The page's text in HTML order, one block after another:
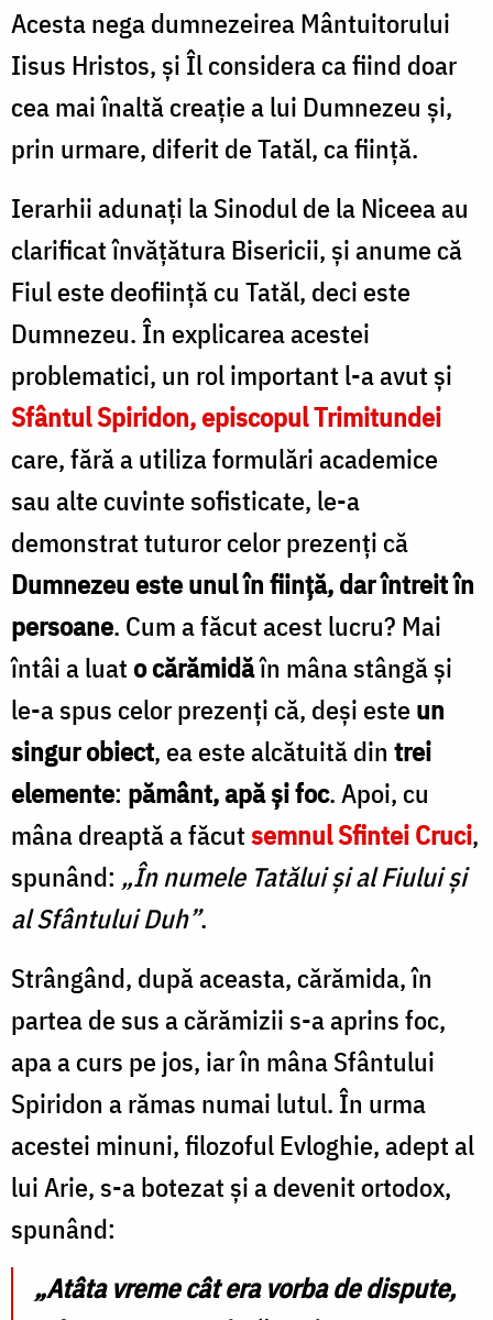
Acesta nega dumnezeirea Mântuitorului
Iisus Hristos, și Îl considera ca fiind doar
cea mai înaltă creaţie a lui Dumnezeu şi,
prin urmare, diferit de Tatăl, ca ființă.
Ierarhii adunaţi la Sinodul de la Niceea au
clarificat învăţătura Bisericii, şi anume că
Fiul este deofiinţă cu Tatăl, deci este
Dumnezeu. În explicarea acestei
problematici, un rol important l-a avut şi
Sfântul Spiridon, episcopul Trimitundei
care, fără a utiliza formulări academice
sau alte cuvinte sofisticate, le-a
demonstrat tuturor celor prezenți că
Dumnezeu este unul în fiinţă, dar întreit în
persoane. Cum a făcut acest lucru? Mai
întâi a luato cărămidăîn mâna stângă și
le-a spus celor prezenți că, deși esteun
singur obiect, ea este alcătuită din trei
elemente: pământ, apă şi foc. Apoi, cu
mâna dreaptă a făcutsemnul Sfintei Cruci,
spunând: „În numele Tatălui şi al Fiului şi
al Sfântului Duh”.
Strângând, după aceasta, cărămida, în
partea de sus a cărămizii s-a aprins foc,
apa a curs pe jos, iar în mâna Sfântului
Spiridon a rămas numai lutul. În urma
acestei minuni, filozoful Evloghie, adept al
lui Arie, s-a botezat și a devenit ortodox,
spunând:
„Atâta vreme cât era vorba de dispute,